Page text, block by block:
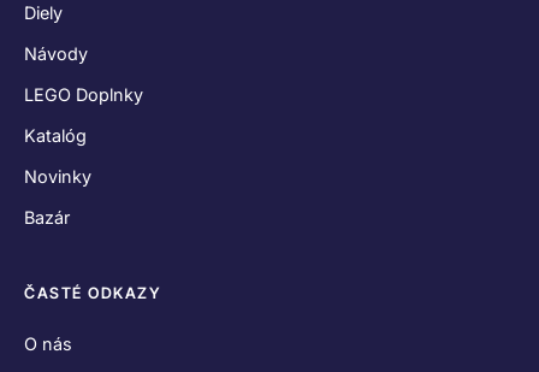
Diely
Návody
LEGO Doplnky
Katalóg
Novinky
Bazár
ČASTÉ ODKAZY
O nás